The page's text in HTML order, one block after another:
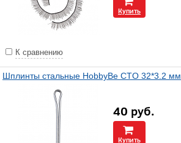
Купить
К сравнению
Шплинты стальные HobbyBe CTO 32*3.2 мм
40 руб.
Купить